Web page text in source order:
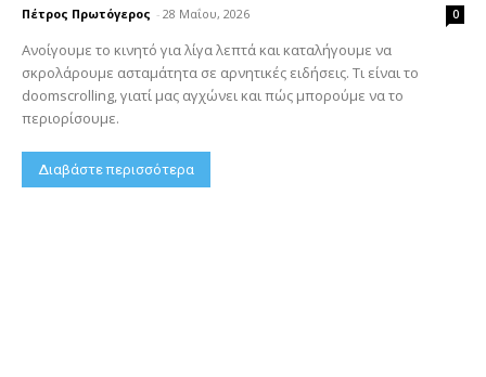
Πέτρος Πρωτόγερος - 28 Μαΐου, 2026 0
Ανοίγουμε το κινητό για λίγα λεπτά και καταλήγουμε να
σκρολάρουμε ασταμάτητα σε αρνητικές ειδήσεις. Τι είναι το
doomscrolling, γιατί μας αγχώνει και πώς μπορούμε να το
περιορίσουμε.
Διαβάστε περισσότερα